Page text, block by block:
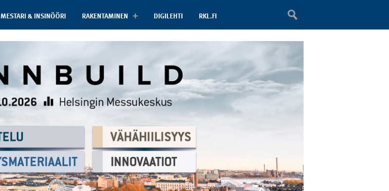
MESTARI & INSINÖÖRI RAKENTAMINEN DIGILEHTI RKL.FI